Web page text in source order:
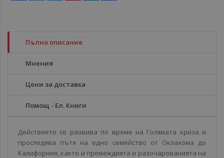
Пълно описание
Мнения
Цени за доставка
Помощ - Ел. Книги
Действието се развива по време на Голямата криза и
проследява пътя на едно семейство от Оклахома до
Калифорния, както и премеждията и разочарованията на